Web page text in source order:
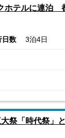
ホテルに連泊
日数 3泊4日
祭「時代祭」